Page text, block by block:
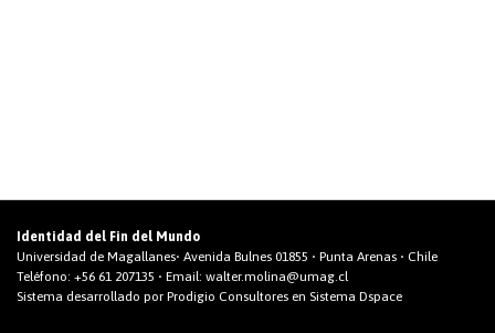
Identidad del Fin del Mundo
Universidad de Magallanes• Avenida Bulnes 01855 • Punta Arenas • Chile
Teléfono: +56 61 207135 • Email: walter.molina@umag.cl
Sistema desarrollado por Prodigio Consultores en Sistema Dspace